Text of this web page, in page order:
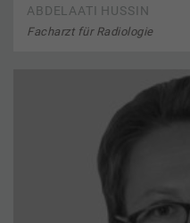
ABDELAATI HUSSIN
Facharzt für Radiologie